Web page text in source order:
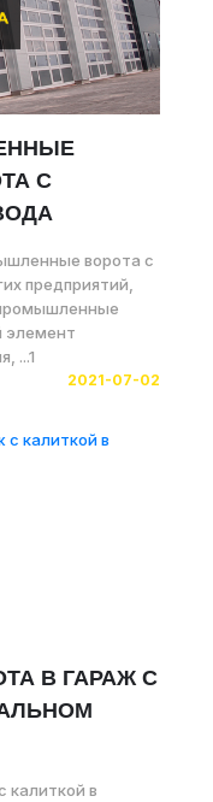
С
ворота с
предприятий,
элемент
...1
2021-07-02
В ГАРАЖ С
калиткой в